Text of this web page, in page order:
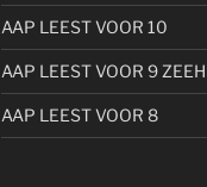
AAP LEEST VOOR 10
AAP LEEST VOOR 9
AAP LEEST VOOR 8